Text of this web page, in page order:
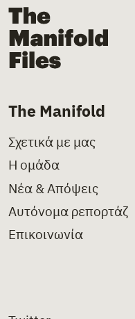
The Manifold Files
The Manifold
Σχετικά με μας
Η ομάδα
Νέα & Απόψεις
Αυτόνομα ρεπορτάζ
Επικοινωνία